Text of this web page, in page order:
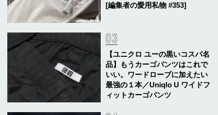
[編集者の愛用私物 #353]
【ユニクロ ユーの黒いコスパ名
品】もうカーゴパンツはこれで
いい。ワードローブに加えたい
最強の１本／Uniqlo U ワイドフ
ィットカーゴパンツ